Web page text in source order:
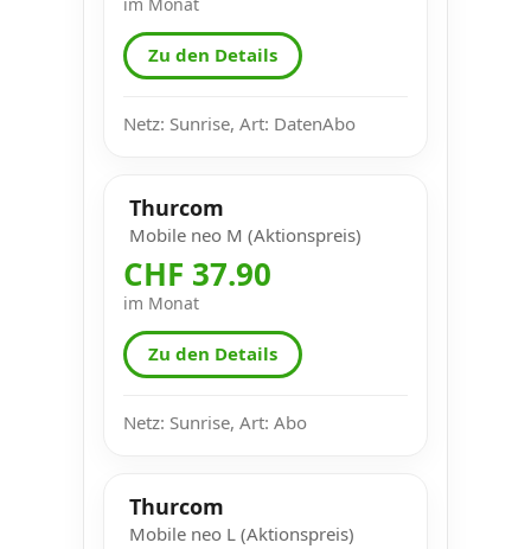
Zu den Details
Netz: Sunrise, Art: DatenAbo
Thurcom
Mobile neo M (Aktionspreis)
CHF 37.90
im Monat
Zu den Details
Netz: Sunrise, Art: Abo
Thurcom
Mobile neo L (Aktionspreis)